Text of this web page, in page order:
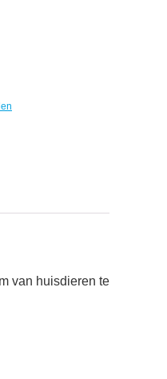
van huisdieren te